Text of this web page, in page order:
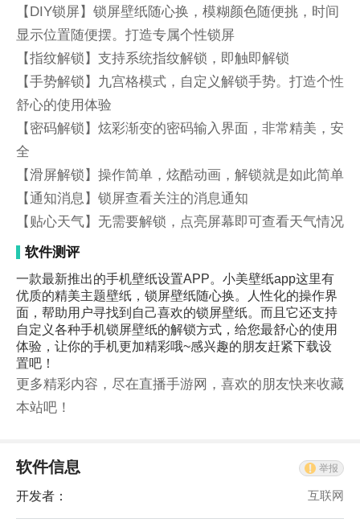
【DIY锁屏】锁屏壁纸随心换，模糊颜色随便挑，时间
显示位置随便摆。打造专属个性锁屏
【指纹解锁】支持系统指纹解锁，即触即解锁
【手势解锁】九宫格模式，自定义解锁手势。打造个性
舒心的使用体验
【密码解锁】炫彩渐变的密码输入界面，非常精美，安
全
【滑屏解锁】操作简单，炫酷动画，解锁就是如此简单
【通知消息】锁屏查看关注的消息通知
【贴心天气】无需要解锁，点亮屏幕即可查看天气情况
软件测评
一款最新推出的手机壁纸设置APP。小美壁纸app这里有
优质的精美主题壁纸，锁屏壁纸随心换。人性化的操作界
面，帮助用户寻找到自己喜欢的锁屏壁纸。而且它还支持
自定义各种手机锁屏壁纸的解锁方式，给您最舒心的使用
体验，让你的手机更加精彩哦~感兴趣的朋友赶紧下载设
置吧！
更多精彩内容，尽在直播手游网，喜欢的朋友快来收藏
本站吧！
软件信息 举报
开发者： 互联网